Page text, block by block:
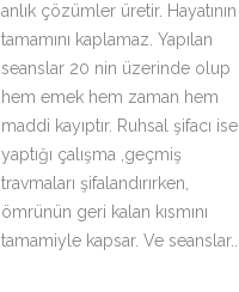
anlık çözümler üretir. Hayatının
tamamını kaplamaz. Yapılan
seanslar 20 nin üzerinde olup
hem emek hem zaman hem
maddi kayıptır. Ruhsal şifacı ise
yaptığı çalışma ,geçmiş
travmaları şifalandırırken,
ömrünün geri kalan kısmını
tamamiyle kapsar. Ve seanslar...